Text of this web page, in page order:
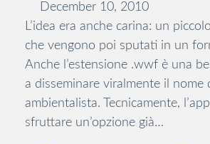
December 10, 2010
L’idea era anche carina: un
che vengono poi sputati in un
Anche l’estensione .wwf è una
a disseminare viralmente il nome
ambientalista. Tecnicamente,
sfruttare un’opzione già…